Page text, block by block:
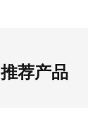
推荐产品